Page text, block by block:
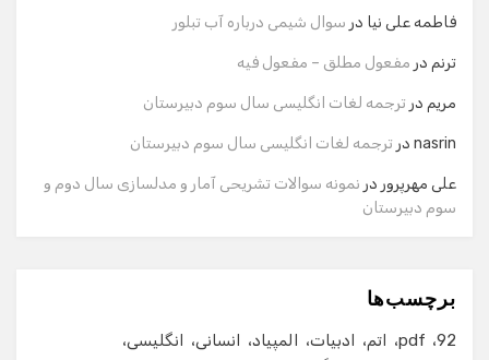
فاطمه علی نیا در سوال شیمی درباره آب تبلور
ترنم در مفعول مطلق – مفعول فیه
مریم در ترجمه لغات انگلیسی سال سوم دبیرستان
nasrin در ترجمه لغات انگلیسی سال سوم دبیرستان
علی مهرپرور در نمونه سوالات تشریحی آمار و مدلسازی سال دوم و
سوم دبیرستان
برچسب‌ها
92
pdf اتم ادبیات المپیاد انسانی
انگلیسی
وارد کنید.
ایمیل